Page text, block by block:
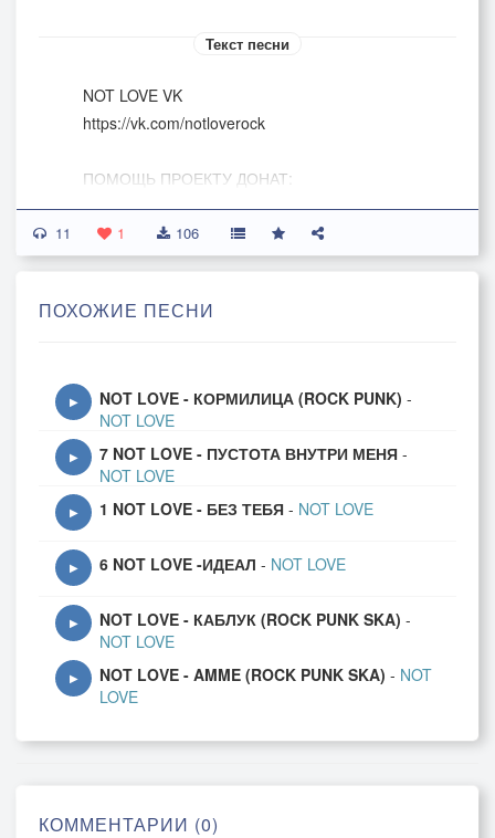
Текст песни
NOT LOVE VK
https://vk.com/notloverock
ПОМОЩЬ ПРОЕКТУ ДОНАТ:
http://www.donationalerts.ru/r/dobryputnik
11 1 106
ПОХОЖИЕ ПЕСНИ
▶ NOT LOVE - КОРМИЛИЦА (ROCK PUNK) -
NOT LOVE
▶ 7 NOT LOVE - ПУСТОТА ВНУТРИ МЕНЯ -
NOT LOVE
▶ 1 NOT LOVE - БЕЗ ТЕБЯ - NOT LOVE
▶ 6 NOT LOVE -ИДЕАЛ - NOT LOVE
▶ NOT LOVE - КАБЛУК (ROCK PUNK SKA) -
NOT LOVE
▶ NOT LOVE - AMME (ROCK PUNK SKA) - NOT
LOVE
КОММЕНТАРИИ (0)